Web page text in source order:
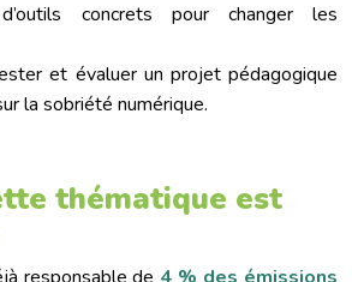
concrets pour changer les
et évaluer un projet pédagogique
la sobriété numérique.
thématique est